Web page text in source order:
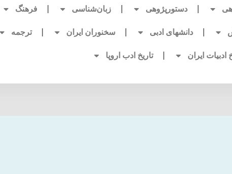
دستورپژوهی زبان‌شناسی فرهنگ
دانشهای ادبی سخنوران ایران ترجمه
ادبیات ایران تاریخ ادب اروپا